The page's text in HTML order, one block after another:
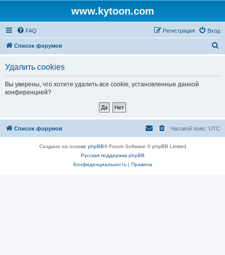
www.kytoon.com
FAQ Вход
Регистрация
Список форумов
Удалить cookies
Вы уверены, что хотите удалить все cookie, установленные данной
конференцией?
Список форумов Часовой пояс: UTC
Создано на основе phpBB® Forum Software © phpBB Limited
Русская поддержка phpBB
Конфиденциальность| Правила